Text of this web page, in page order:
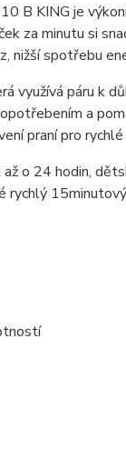
B KING je
za minutu si
nižší spotřebu
využívá páru k
a
praní pro
o 24 hodin,
rychlý